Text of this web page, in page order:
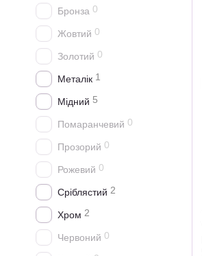
Бронза 0
Жовтий 0
Золотий 0
Металік 1
Мідний 5
Помаранчевий 0
Прозорий 0
Рожевий 0
Сріблястий 2
Хром 2
Червоний 0